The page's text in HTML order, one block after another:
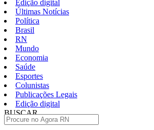
Edição digital
Últimas Notícias
Política
Brasil
RN
Mundo
Economia
Saúde
Esportes
Colunistas
Publicações Legais
Edição digital
BUSCAR